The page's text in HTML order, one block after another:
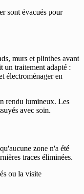
sont évacués pour
murs et plinthes avant
un traitement adapté :
électroménager en
rendu lumineux. Les
avec soin.
zone n'a été
traces éliminées.
ou la visite